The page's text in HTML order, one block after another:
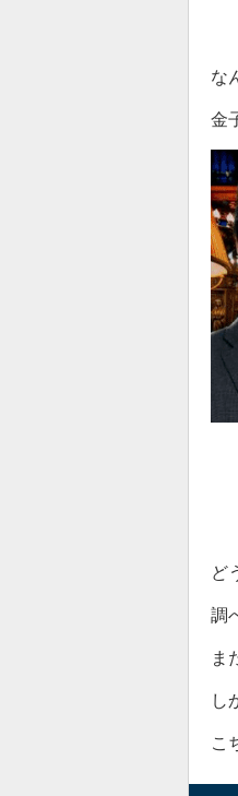
な
金
ど
調
ま
し
こ